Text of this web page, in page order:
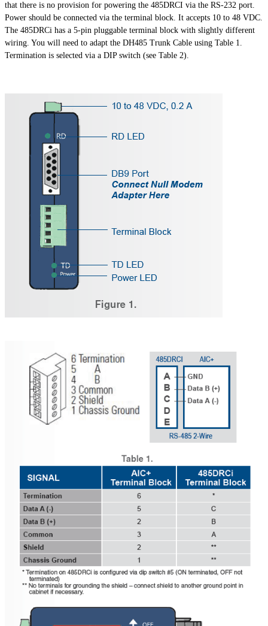
that there is no provision for powering the 485DRCI via the RS-232 port.
Power should be connected via the terminal block. It accepts 10 to 48 VDC.
The 485DRCi has a 5-pin pluggable terminal block with slightly different
wiring. You will need to adapt the DH485 Trunk Cable using Table 1.
Termination is selected via a DIP switch (see Table 2).